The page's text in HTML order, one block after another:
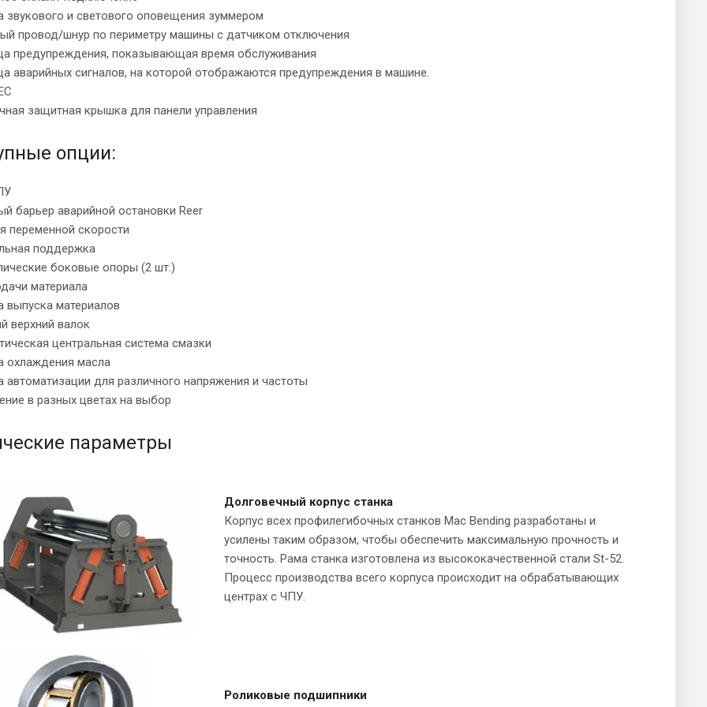
звукового и светового оповещения зуммером
провод/шнур по периметру машины с датчиком отключения
предупреждения, показывающая время обслуживания
аварийных сигналов, на которой отображаются предупреждения в машине.
защитная крышка для панели управления
опции:
барьер аварийной остановки Reer
переменной скорости
поддержка
боковые опоры (2 шт.)
материала
выпуска материалов
верхний валок
центральная система смазки
охлаждения масла
автоматизации для различного напряжения и частоты
в разных цветах на выбор
параметры
Долговечный корпус станка
Корпус всех профилегибочных станков Mac Bending разработаны и
усилены таким образом, чтобы обеспечить максимальную прочность и
точность. Рама станка изготовлена из высококачественной стали St-52.
Процесс производства всего корпуса происходит на обрабатывающих
центрах с ЧПУ.
Роликовые подшипники